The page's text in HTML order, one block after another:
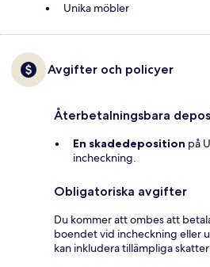
Unika möbler
Avgifter och policyer
Återbetalningsbara
En skadedeposition på
incheckning.
Obligatoriska avgifter
Du kommer att ombes att
boendet vid incheckning eller
kan inkludera tillämpliga